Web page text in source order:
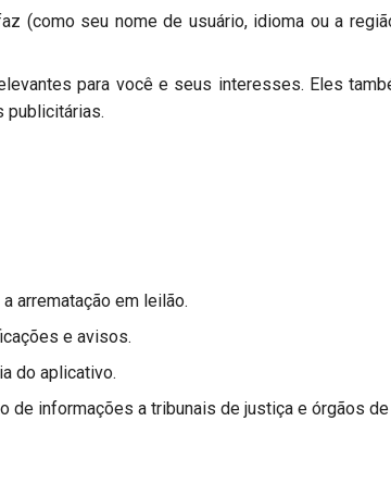
(como seu nome de usuário, idioma ou a
para você e seus interesses. Eles
publicitárias.
arrematação em leilão.
e avisos.
do aplicativo.
informações a tribunais de justiça e órgãos de